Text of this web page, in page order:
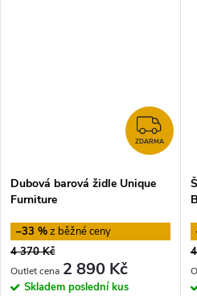
ZDARMA
Dubová barová židle Unique
Furniture
–33 %
4 370 Kč
2 890 Kč
Skladem poslední kus